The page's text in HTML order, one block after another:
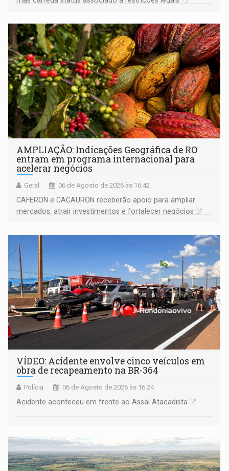
AMPLIAÇÃO: Indicações Geográfica de RO
entram em programa internacional para
acelerar negócios
Geral 06 de Agosto de 2026 às 16:42
CAFERON e CACAURON receberão apoio para ampliar
mercados, atrair investimentos e fortalecer negócios
VÍDEO: Acidente envolve cinco veículos em
obra de recapeamento na BR-364
Polícia 06 de Agosto de 2026 às 16:24
Acidente aconteceu em frente ao Assaí Atacadista